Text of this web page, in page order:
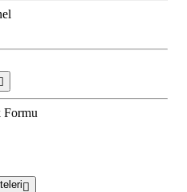
Formu